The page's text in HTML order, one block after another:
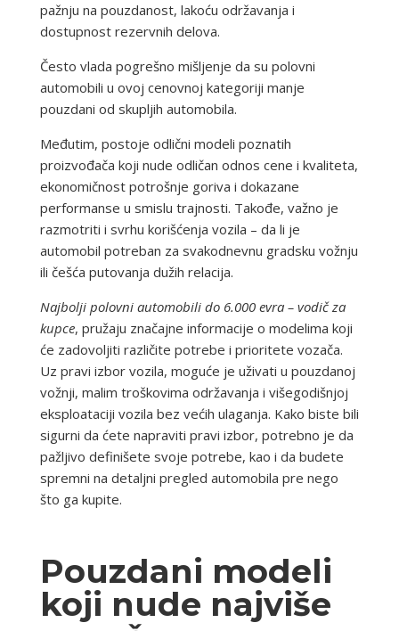
pažnju na pouzdanost, lakoću održavanja i
dostupnost rezervnih delova.
Često vlada pogrešno mišljenje da su polovni
automobili u ovoj cenovnoj kategoriji manje
pouzdani od skupljih automobila.
Međutim, postoje odlični modeli poznatih
proizvođača koji nude odličan odnos cene i kvaliteta,
ekonomičnost potrošnje goriva i dokazane
performanse u smislu trajnosti. Takođe, važno je
razmotriti i svrhu korišćenja vozila – da li je
automobil potreban za svakodnevnu gradsku vožnju
ili češća putovanja dužih relacija.
Najbolji polovni automobili do 6.000 evra – vodič za
kupce, pružaju značajne informacije o modelima koji
će zadovoljiti različite potrebe i prioritete vozača.
Uz pravi izbor vozila, moguće je uživati u pouzdanoj
vožnji, malim troškovima održavanja i višegodišnjoj
eksploataciji vozila bez većih ulaganja. Kako biste bili
sigurni da ćete napraviti pravi izbor, potrebno je da
pažljivo definišete svoje potrebe, kao i da budete
spremni na detaljni pregled automobila pre nego
što ga kupite.
Pouzdani modeli
koji nude najviše